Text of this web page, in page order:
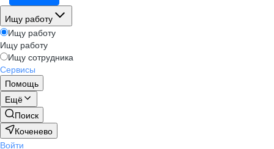
Ищу работу
Ищу работу
Ищу работу
Ищу сотрудника
Сервисы
Помощь
Ещё
Поиск
Коченево
Войти